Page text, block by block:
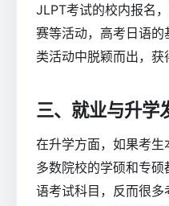
JLPT考试的校内报名
赛等活动，高考日语
类活动中脱颖而出，获
三、就业与升学
在升学方面，如果考
多数院校的学硕和专
语考试科目，反而很